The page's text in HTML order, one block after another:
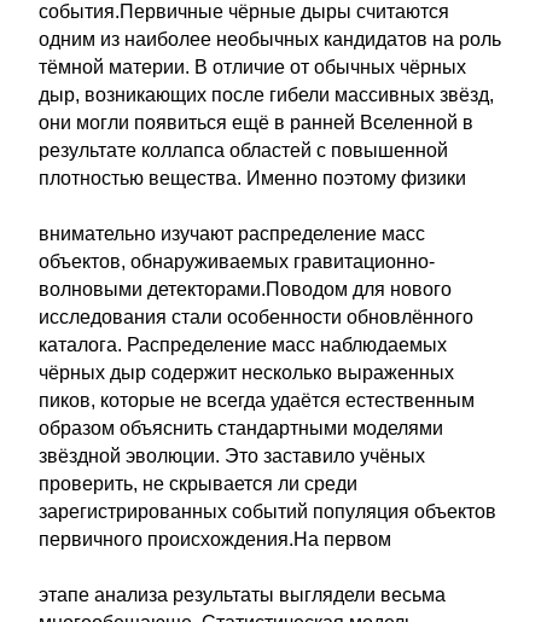
события.Первичные чёрные дыры считаются
одним из наиболее необычных кандидатов на роль
тёмной материи. В отличие от обычных чёрных
дыр, возникающих после гибели массивных звёзд,
они могли появиться ещё в ранней Вселенной в
результате коллапса областей с повышенной
плотностью вещества. Именно поэтому физики
внимательно изучают распределение масс
объектов, обнаруживаемых гравитационно-
волновыми детекторами.Поводом для нового
исследования стали особенности обновлённого
каталога. Распределение масс наблюдаемых
чёрных дыр содержит несколько выраженных
пиков, которые не всегда удаётся естественным
образом объяснить стандартными моделями
звёздной эволюции. Это заставило учёных
проверить, не скрывается ли среди
зарегистрированных событий популяция объектов
первичного происхождения.На первом
этапе анализа результаты выглядели весьма